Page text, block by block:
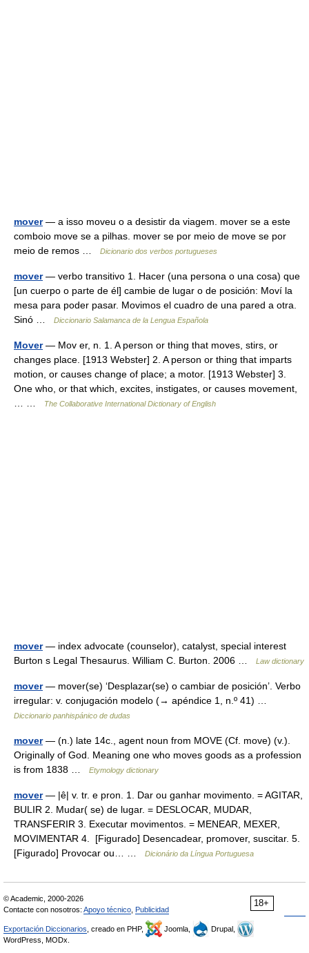
mover— a isso moveu o a desistir da viagem. mover se a este
comboio move se a pilhas. mover se por meio de move se por
meio de remos …
Dicionario dos verbos portugueses
mover— verbo transitivo 1. Hacer (una persona o una cosa) que
[un cuerpo o parte de él] cambie de lugar o de posición: Moví la
mesa para poder pasar. Movimos el cuadro de una pared a otra.
Sinó …
Diccionario Salamanca de la Lengua Española
Mover— Mov er, n. 1. A person or thing that moves, stirs, or
changes place. [1913 Webster] 2. A person or thing that imparts
motion, or causes change of place; a motor. [1913 Webster] 3.
One who, or that which, excites, instigates, or causes movement,
The Collaborative International Dictionary of English
mover— index advocate (counselor), catalyst, special interest
Burton s Legal Thesaurus. William C. Burton. 2006 …
Law dictionary
mover— mover(se) ‘Desplazar(se) o cambiar de posición’. Verbo
irregular: v. conjugación modelo (→ apéndice 1, n.º 41) …
Diccionario panhispánico de dudas
mover— (n.) late 14c., agent noun from MOVE (Cf. move) (v.).
Originally of God. Meaning one who moves goods as a profession
is from 1838 …
Etymology dictionary
mover— |ê| v. tr. e pron. 1. Dar ou ganhar movimento. = AGITAR,
BULIR 2. Mudar( se) de lugar. = DESLOCAR, MUDAR,
TRANSFERIR 3. Executar movimentos. = MENEAR, MEXER,
MOVIMENTAR 4. [Figurado] Desencadear, promover, suscitar. 5.
[Figurado] Provocar ou… …
Dicionário da Língua Portuguesa
18+
© Academic, 2000-2026
Contacte con nosotros: Apoyo técnico Publicidad
Exportación Diccionarios , creado en PHP, Joomla,
Drupal,
WordPress, MODx.